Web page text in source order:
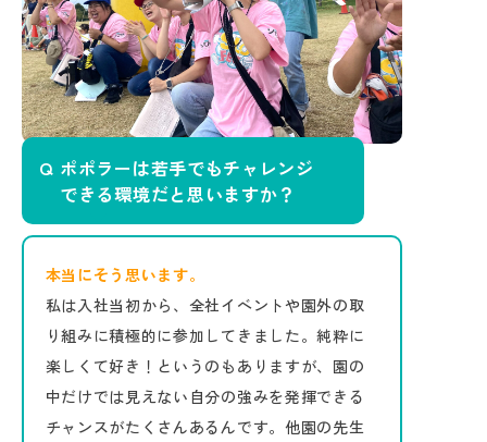
ポポラーは若手でもチャレンジ
できる環境だと思いますか？
本当にそう思います。
私は入社当初から、全社イベントや園外の取
り組みに積極的に参加してきました。純粋に
楽しくて好き！というのもありますが、園の
中だけでは見えない自分の強みを発揮できる
チャンスがたくさんあるんです。他園の先生